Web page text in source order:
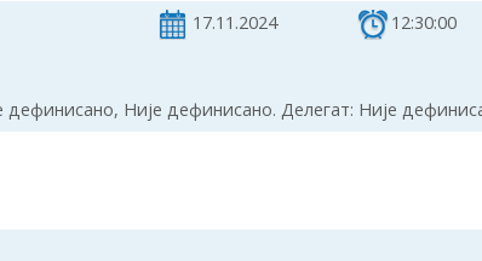
17.11.2024 12:30:00
дефинисано, Није дефинисано. Делегат: Није